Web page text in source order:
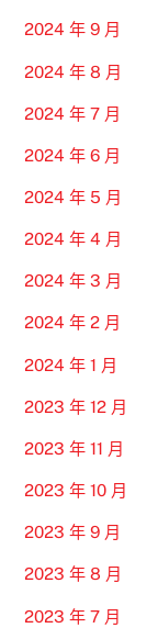
2024 年 9 月
2024 年 8 月
2024 年 7 月
2024 年 6 月
2024 年 5 月
2024 年 4 月
2024 年 3 月
2024 年 2 月
2024 年 1 月
2023 年 12 月
2023 年 11 月
2023 年 10 月
2023 年 9 月
2023 年 8 月
2023 年 7 月